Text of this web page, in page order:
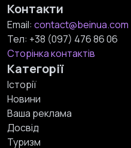
Контакти
Email: contact@beinua.com
Тел: +38 (097) 476 86 06
Сторінка контактів
Категорії
Історії
Новини
Ваша реклама
Досвід
Туризм